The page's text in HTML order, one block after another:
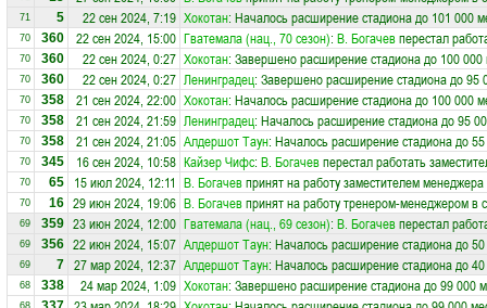
71 5 22 сен 2024, 7:19 Хокотан: Началось расширение стадиона до 101 000
70 360 22 сен 2024, 15:00 Гватемала (нац., 70 сезон): В. Богачевперестал
70 360 22 сен 2024, 0:27 Хокотан: Завершено расширение стадиона до 100 000
70 360 22 сен 2024, 0:27 Ленинградец: Завершено расширение стадиона до 95
70 358 21 сен 2024, 22:00 Хокотан: Началось расширение стадиона до 100 000
70 358 21 сен 2024, 21:59 Ленинградец: Началось расширение стадиона до 95
70 358 21 сен 2024, 21:05 Алдершот Таун: Началось расширение стадиона до
70 345 16 сен 2024, 10:58 Кайзер Чифс: В. Богачевперестал работать
70 65 15 июл 2024, 12:11 В. Богачевпринят на работу заместителем
70 16 29 июн 2024, 19:06 В. Богачевпринят на работу тренером-менеджером в
69 359 23 июн 2024, 12:00 Гватемала (нац., 69 сезон): В. Богачевперестал
69 356 22 июн 2024, 15:07 Алдершот Таун: Началось расширение стадиона до
69 7 27 мар 2024, 12:37 Алдершот Таун: Началось расширение стадиона до
68 338 24 мар 2024, 1:09 Хокотан: Завершено расширение стадиона до 99 000
68